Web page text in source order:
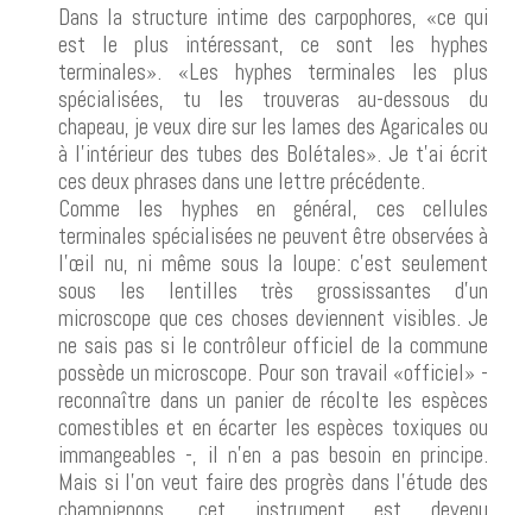
Dans la structure intime des carpophores, «ce qui
est le plus intéressant, ce sont les hyphes
terminales». «Les hyphes terminales les plus
spécialisées, tu les trouveras au-dessous du
chapeau, je veux dire sur les lames des Agaricales ou
à l'intérieur des tubes des Bolétales». Je t'ai écrit
ces deux phrases dans une lettre précédente.
Comme les hyphes en général, ces cellules
terminales spécialisées ne peuvent être observées à
l'œil nu, ni même sous la loupe: c'est seulement
sous les lentilles très grossissantes d'un
microscope que ces choses deviennent visibles. Je
ne sais pas si le contrôleur officiel de la commune
possède un microscope. Pour son travail «officiel» -
reconnaître dans un panier de récolte les espèces
comestibles et en écarter les espèces toxiques ou
immangeables -, il n'en a pas besoin en principe.
Mais si l'on veut faire des progrès dans l'étude des